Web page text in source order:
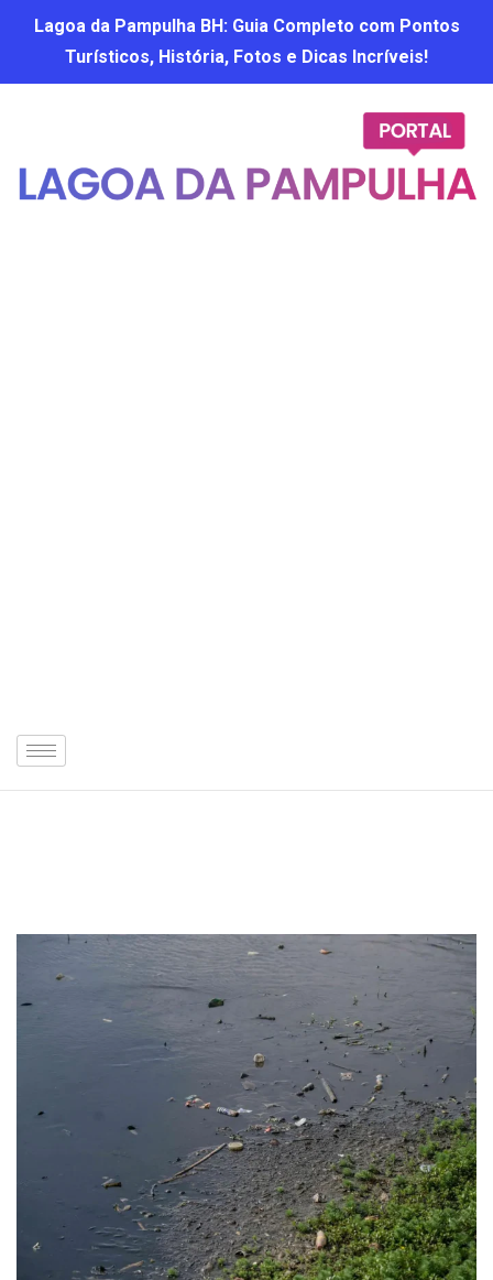
Lagoa da Pampulha BH: Guia Completo com Pontos
Turísticos, História, Fotos e Dicas Incríveis!